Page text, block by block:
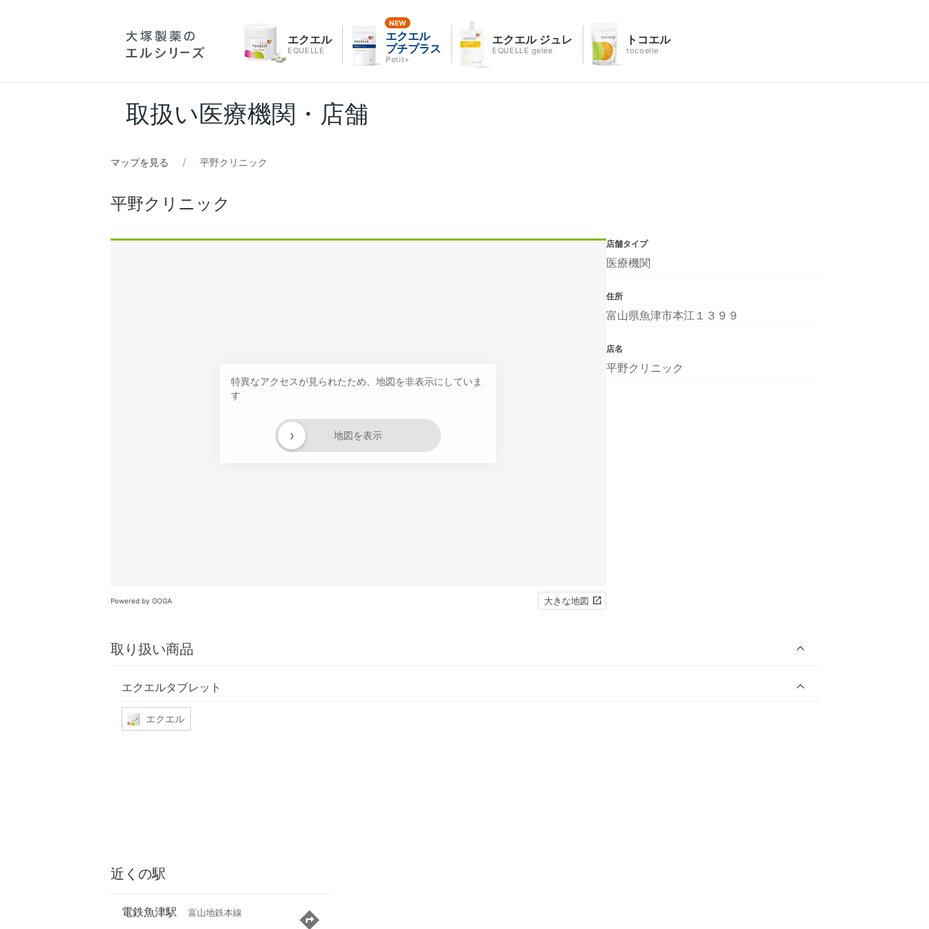
エクエル
EQUELLE
エクエル
プチプラス
Petit+
エクエル ジュレ
EQUELLE gelée
トコエル
tocoelle
取扱い医療機関・店舗
マップを見る 平野クリニック
平野クリニック
特異なアクセスが見られたため、地図を非表示にしていま
す
地図を表示
›
Powered by GOGA 大きな地図
取り扱い商品
エクエルタブレット
エクエル
店舗タイプ
医療機関
住所
富山県魚津市本江１３９９
店名
平野クリニック
近くの駅
電鉄魚津駅 富山地鉄本線